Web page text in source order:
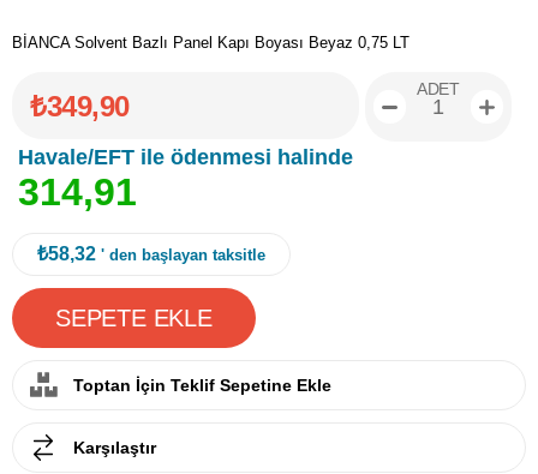
BİANCA Solvent Bazlı Panel Kapı Boyası Beyaz 0,75 LT
₺349,90
Havale/EFT ile ödenmesi halinde
314,91
ADET
₺58,32 ' den başlayan taksitle
Toptan İçin Teklif Sepetine Ekle
Karşılaştır